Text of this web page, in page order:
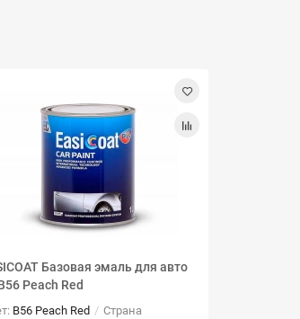
Базовая эмаль для авто
Peach Red
B56 Peach Red
Страна